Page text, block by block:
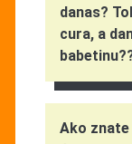
danas?
cura, a
Ako znate